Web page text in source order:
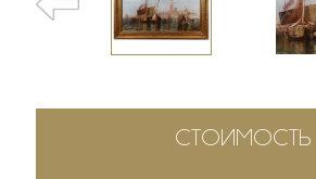
СТОИМОСТЬ